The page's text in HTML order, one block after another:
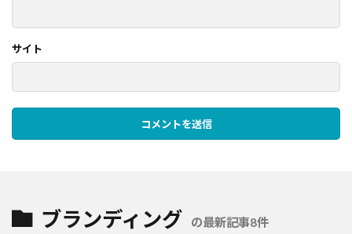
サイト
ブランディング の最新記事8件